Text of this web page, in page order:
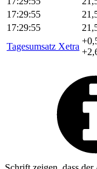
17:29:55
17:29:55
Tagesumsatz Xetra